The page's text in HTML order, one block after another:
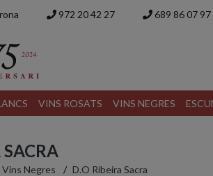
972 20 42 27 689 86 07 97
VINS ROSATS VINS NEGRES
SACRA
Vins Negres D.O Ribeira Sacra